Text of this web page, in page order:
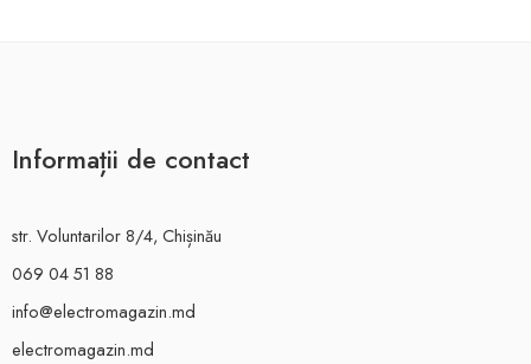
Informații de contact
str. Voluntarilor 8/4, Chișinău
069 04 51 88
info@electromagazin.md
electromagazin.md